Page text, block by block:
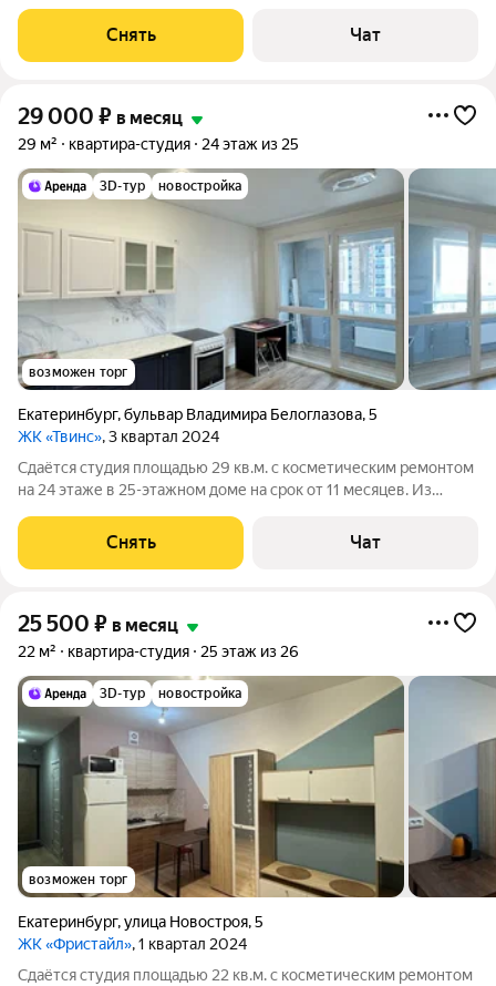
Стиральная машина Холодильник Микроволновка Дом -
монолитный, окна выходят
Снять Чат
29 000 ₽ в месяц
29 м² квартира-студия 24 этаж из 25
3D-тур новостройка
возможен торг
Екатеринбург,бульвар Владимира Белоглазова,5
ЖК «Твинс», 3 квартал 2024
Сдаётся студия площадью 29 кв.м. с косметическим ремонтом
на 24 этаже в 25-этажном доме на срок от 11 месяцев. Из
Дом - кирпичный. Есть консьерж. В подъезде 4 лифта - 2
грузовых и 2
Снять Чат
25 500 ₽ в месяц
22 м² квартира-студия 25 этаж из 26
3D-тур новостройка
возможен торг
Екатеринбург,улица Новостроя,5
ЖК «Фристайл», 1 квартал 2024
Сдаётся студия площадью 22 кв.м. с косметическим ремонтом